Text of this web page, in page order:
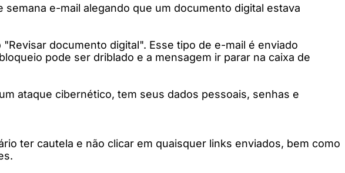
e-mail alegando que um documento digital estava
documento digital". Esse tipo de e-mail é enviado
pode ser driblado e a mensagem ir parar na caixa de
ataque cibernético, tem seus dados pessoais, senhas e
ter cautela e não clicar em quaisquer links enviados, bem como